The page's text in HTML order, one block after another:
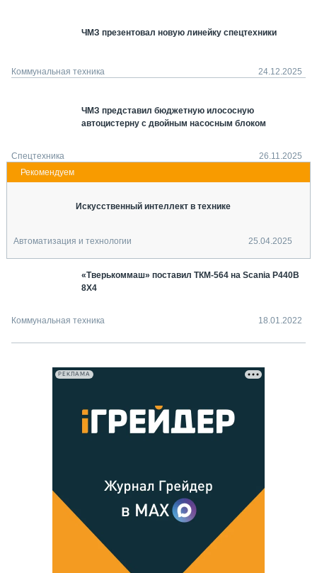
МЕРОПРИЯТИЯ
О ПРОЕКТЕ
ЧМЗ презентовал новую линейку спецтехники
Коммунальная техника 24.12.2025
ЧМЗ представил бюджетную илососную
автоцистерну с двойным насосным блоком
Спецтехника 26.11.2025
Искусственный интеллект в технике
Автоматизация и технологии 25.04.2025
«Тверькоммаш» поставил ТКМ-564 на Scania P440B
8X4
Коммунальная техника 18.01.2022
РЕКЛАМА